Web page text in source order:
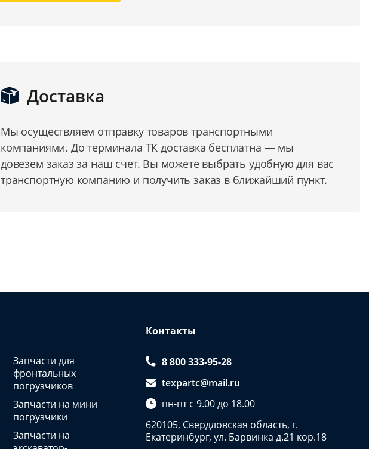
Доставка
Мы осуществляем отправку товаров транспортными
компаниями. До терминала ТК доставка бесплатна — мы
довезем заказ за наш счет. Вы можете выбрать удобную для вас
транспортную компанию и получить заказ в ближайший пункт.
Запчасти для
фронтальных
погрузчиков
Запчасти на мини
погрузчики
Запчасти на
Контакты
8 800 333-95-28
texpartc@mail.ru
пн-пт с 9.00 до 18.00
620105, Свердловская область, г.
Екатеринбург, ул. Барвинка д.21 кор.18